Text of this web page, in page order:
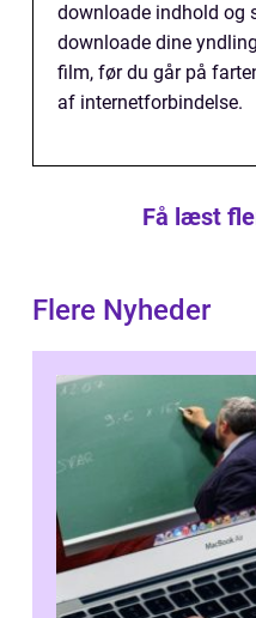
downloade indhold og
downloade dine
film, før du går på
af internetforbindelse.
Få læst
Flere Nyheder